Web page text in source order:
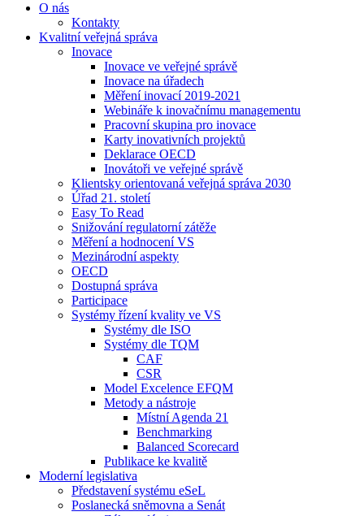
O nás
Kontakty
Kvalitní veřejná správa
Inovace
Inovace ve veřejné správě
Inovace na úřadech
Měření inovací 2019-2021
Webináře k inovačnímu managementu
Pracovní skupina pro inovace
Karty inovativních projektů
Deklarace OECD
Inovátoři ve veřejné správě
Klientsky orientovaná veřejná správa 2030
Úřad 21. století
Easy To Read
Snižování regulatorní zátěže
Měření a hodnocení VS
Mezinárodní aspekty
OECD
Dostupná správa
Participace
Systémy řízení kvality ve VS
Systémy dle ISO
Systémy dle TQM
CAF
CSR
Model Excelence EFQM
Metody a nástroje
Místní Agenda 21
Benchmarking
Balanced Scorecard
Publikace ke kvalitě
Moderní legislativa
Představení systému eSeL
Poslanecká sněmovna a Senát